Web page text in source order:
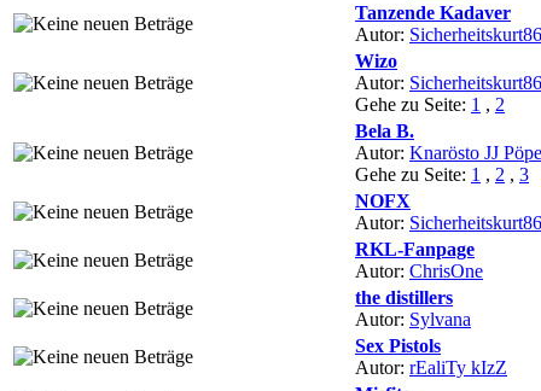
Tanzende Kadaver
Autor: Sicherheitskurt86
Wizo
Autor: Sicherheitskurt86
Gehe zu Seite: 1 , 2
Bela B.
Autor: Knarösto JJ
Gehe zu Seite: 1 , 2 , 3
NOFX
Autor: Sicherheitskurt86
RKL-Fanpage
Autor: ChrisOne
the distillers
Autor: Sylvana
Sex Pistols
Autor: rEaliTy kIzZ